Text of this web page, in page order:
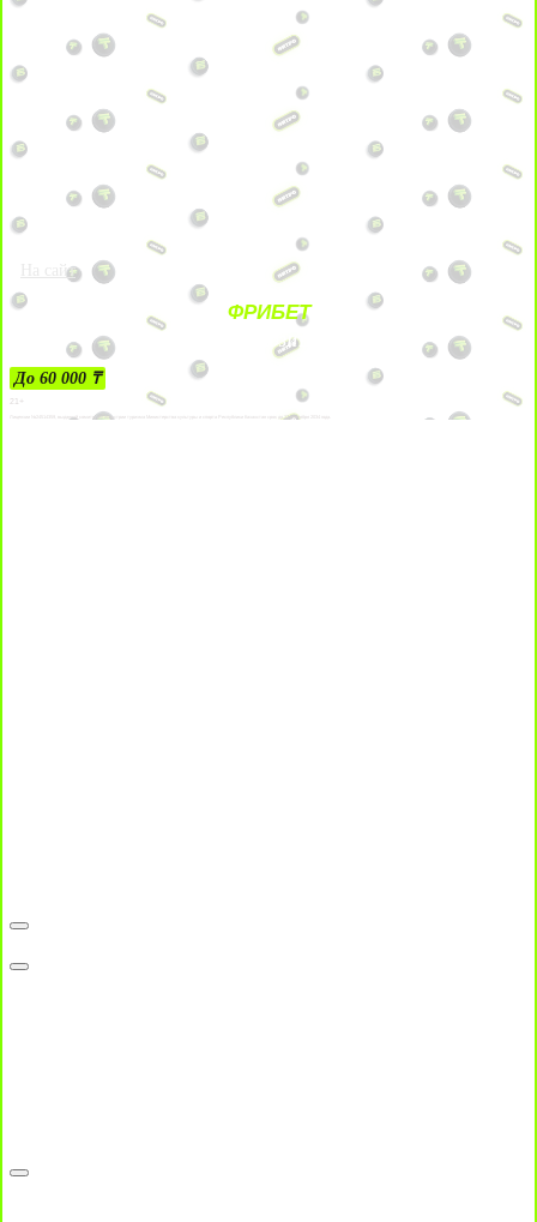
На сайт
ФРИБЕТ
ЗА ДЕПОЗИТЫ
До 60 000 ₸
21+
Лицензии №24514359, выданной комитетом индустрии туризма Министерства культуры и спорта Республики Казахстан срок до 27 сентября 2034 года.